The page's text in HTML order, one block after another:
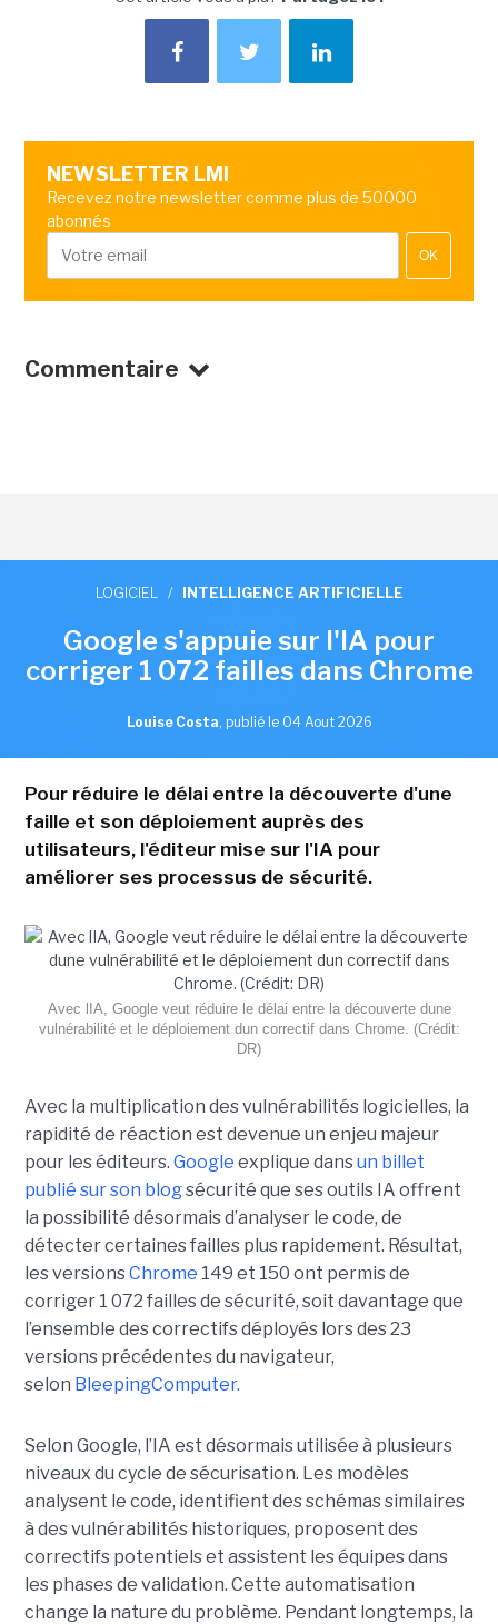
NEWSLETTER LMI
Recevez notre newsletter comme plus de 50000
abonnés
OK
Commentaire
LOGICIEL / INTELLIGENCE ARTIFICIELLE
Google s'appuie sur l'IA pour
corriger 1 072 failles dans Chrome
Louise Costa, publié le 04 Aout 2026
Pour réduire le délai entre la découverte d'une
faille et son déploiement auprès des
utilisateurs, l'éditeur mise sur l'IA pour
améliorer ses processus de sécurité.
Avec lIA, Google veut réduire le délai entre la découverte dune
vulnérabilité et le déploiement dun correctif dans Chrome. (Crédit:
DR)
Avec la multiplication des vulnérabilités logicielles, la
rapidité de réaction est devenue un enjeu majeur
pour les éditeurs. Google explique dansun billet
publié sur son blogsécurité que ses outils IA offrent
la possibilité désormais d’analyser le code, de
détecter certaines failles plus rapidement. Résultat,
les versionsChrome 149 et 150 ont permis de
corriger 1 072 failles de sécurité, soit davantage que
l’ensemble des correctifs déployés lors des 23
versions précédentes du navigateur,
selon BleepingComputer.
Selon Google, l’IA est désormais utilisée à plusieurs
niveaux du cycle de sécurisation. Les modèles
analysent le code, identifient des schémas similaires
à des vulnérabilités historiques, proposent des
correctifs potentiels et assistent les équipes dans
les phases de validation. Cette automatisation
change la nature du problème. Pendant longtemps, la